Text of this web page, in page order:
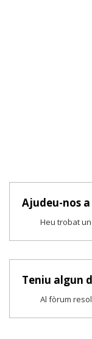
Ajudeu-nos
Heu trobat
Teniu algun
Al fòrum